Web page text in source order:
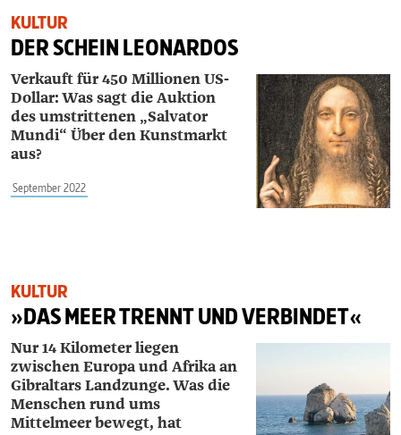
KULTUR
DER SCHEIN LEONARDOS
Verkauft für 450 Millionen US-
Dollar: Was sagt die Auktion
des umstrittenen „Salvator
Mundi“ Über den Kunstmarkt
aus?
September 2022
KULTUR
»DAS MEER TRENNT UND VERBINDET«
Nur 14 Kilometer liegen
zwischen Europa und Afrika an
Gibraltars Landzunge. Was die
Menschen rund ums
Mittelmeer bewegt, hat